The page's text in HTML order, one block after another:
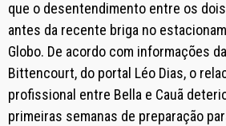
que o desentendimento entre os
antes da recente briga no
Globo. De acordo com informações
Bittencourt, do portal Léo Dias, o
profissional entre Bella e Cauã
primeiras semanas de preparação